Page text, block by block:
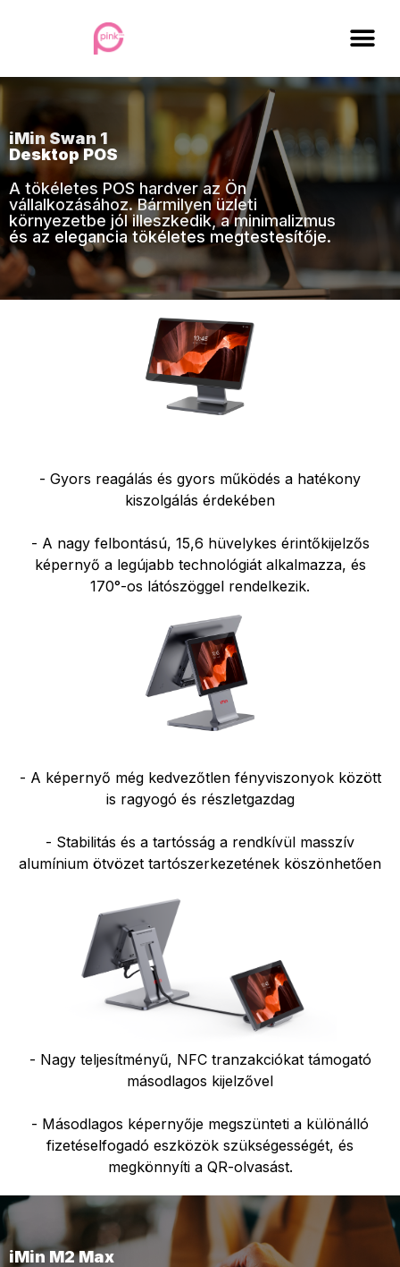
iMin Swan 1
Desktop POS
A tökéletes POS hardver az Ön
vállalkozásához. Bármilyen üzleti
környezetbe jól illeszkedik, a minimalizmus
és az elegancia tökéletes megtestesítője.
- Gyors reagálás és gyors működés a hatékony
kiszolgálás érdekében
- A nagy felbontású, 15,6 hüvelykes érintőkijelzős
képernyő a legújabb technológiát alkalmazza, és
170°-os látószöggel rendelkezik.
- A képernyő még kedvezőtlen fényviszonyok között
is ragyogó és részletgazdag
- Stabilitás és a tartósság a rendkívül masszív
alumínium ötvözet tartószerkezetének köszönhetően
- Nagy teljesítményű, NFC tranzakciókat támogató
másodlagos kijelzővel
- Másodlagos képernyője megszünteti a különálló
fizetéselfogadó eszközök szükségességét, és
megkönnyíti a QR-olvasást.
iMin M2 Max